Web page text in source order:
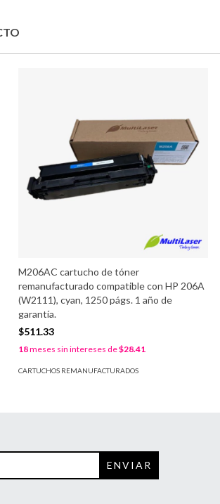
M206AC cartucho de tóner
remanufacturado compatible con HP 206A
(W2111), cyan, 1250 págs. 1 año de
garantía.
$511.33
18meses sin intereses de$28.41
CARTUCHOS REMANUFACTURADOS